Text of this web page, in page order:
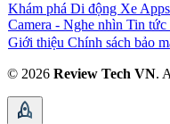
Khám phá Di động Xe
Camera - Nghe nhìn Tin tức
Giới thiệu Chính sách bảo
© 2026 Review Tech VN.
rocket